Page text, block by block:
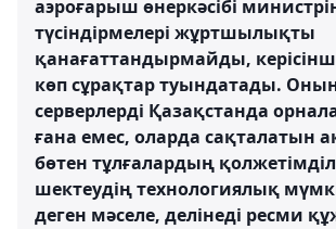
аэроғарыш өнеркәсібі
түсіндірмелері жұртшылықты
қанағаттандырмайды,
көп сұрақтар туындатады. Оның
серверлерді Қазақстанда
ғана емес, оларда сақталатын
бөтен тұлғалардың
шектеудің технологиялық
деген мәселе, делінеді ресми